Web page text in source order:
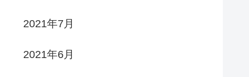
2021年7月
2021年6月